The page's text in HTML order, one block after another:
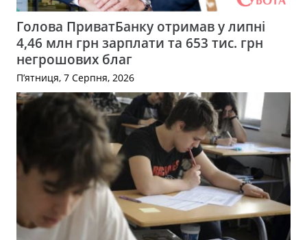
Голова ПриватБанку отримав у липні
4,46 млн грн зарплати та 653 тис. грн
негрошових благ
П’ятниця, 7 Серпня, 2026